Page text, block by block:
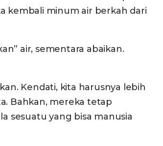
kembali minum air berkah dari
air, sementara abaikan.
Kendati, kita harusnya lebih
Bahkan, mereka tetap
sesuatu yang bisa manusia